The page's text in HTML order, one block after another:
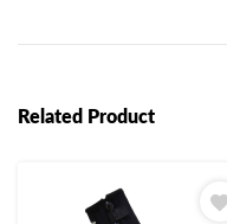
Related Product